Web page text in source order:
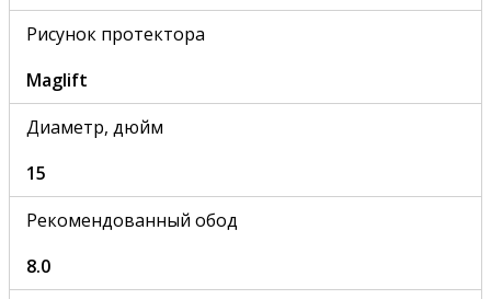
Рисунок протектора
Maglift
Диаметр, дюйм
15
Рекомендованный обод
8.0